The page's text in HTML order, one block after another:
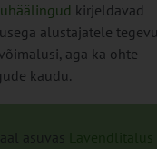
kirjeldavad
alustajatele
aga ka ohte
kaudu.
asuvas